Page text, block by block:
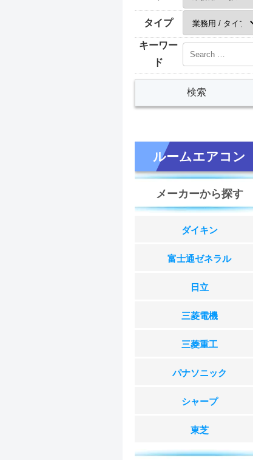
タイプ
キーワー
ド
ルームエアコン
メーカーから探す
ダイキン
富士通ゼネラル
日立
三菱電機
三菱重工
パナソニック
シャープ
東芝